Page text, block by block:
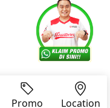
About Us
Promo Location
Mobil Indonesia